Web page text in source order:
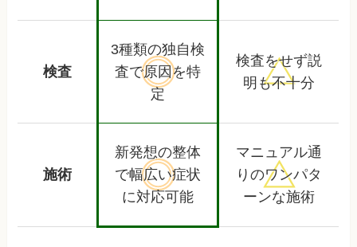
検査
3種類の独自検
査で原因を特
定
検査をせず説
明も不十分
施術
新発想の整体
で幅広い症状
に対応可能
マニュアル通
りのワンパタ
ーンな施術